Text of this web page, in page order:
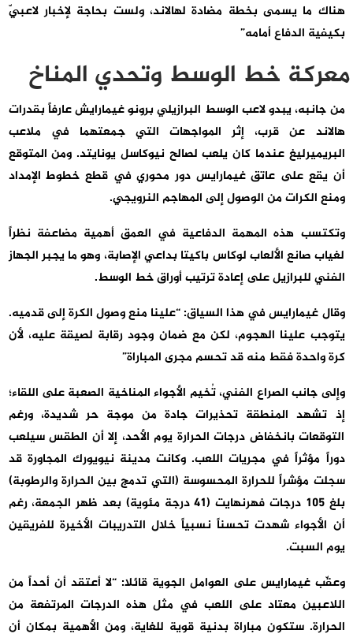
هناك ما يسمى بخطة مضادة لهالاند، ولست بحاجة لإخبار لاعبيّ
بكيفية الدفاع أمامه”
معركة خط الوسط وتحدي المناخ
من جانبه، يبدو لاعب الوسط البرازيلي برونو غيمارايش عارفاً بقدرات
هالاند عن قرب، إثر المواجهات التي جمعتهما في ملاعب
البريميرليغ عندما كان يلعب لصالح نيوكاسل يونايتد. ومن المتوقع
أن يقع على عاتق غيمارايس دور محوري في قطع خطوط الإمداد
ومنع الكرات من الوصول إلى المهاجم النرويجي.
وتكتسب هذه المهمة الدفاعية في العمق أهمية مضاعفة نظراً
لغياب صانع الألعاب لوكاس باكيتا بداعي الإصابة، وهو ما يجبر الجهاز
الفني للبرازيل على إعادة ترتيب أوراق خط الوسط.
وقال غيمارايس في هذا السياق: “علينا منع وصول الكرة إلى قدميه.
يتوجب علينا الهجوم، لكن مع ضمان وجود رقابة لصيقة عليه، لأن
كرة واحدة فقط منه قد تحسم مجرى المباراة”
وإلى جانب الصراع الفني، تُخيم الأجواء المناخية الصعبة على اللقاء؛
إذ تشهد المنطقة تحذيرات جادة من موجة حر شديدة، ورغم
التوقعات بانخفاض درجات الحرارة يوم الأحد، إلا أن الطقس سيلعب
دوراً مؤثراً في مجريات اللعب. وكانت مدينة نيويورك المجاورة قد
سجلت مؤشراً للحرارة المحسوسة (التي تدمج بين الحرارة والرطوبة)
بلغ 105 درجات فهرنهايت (41 درجة مئوية) بعد ظهر الجمعة، رغم
أن الأجواء شهدت تحسناً نسبياً خلال التدريبات الأخيرة للفريقين
يوم السبت.
وعقّب غيمارايس على العوامل الجوية قائلا: “لا أعتقد أن أحداً من
اللاعبين معتاد على اللعب في مثل هذه الدرجات المرتفعة من
الحرارة. ستكون مباراة بدنية قوية للغاية، ومن الأهمية بمكان أن